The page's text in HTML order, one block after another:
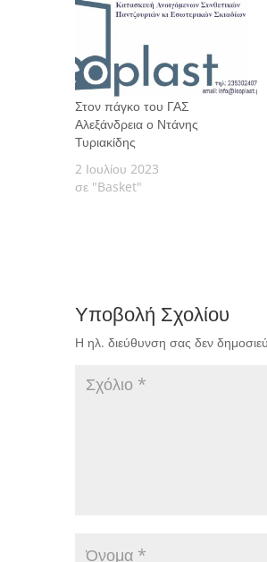
Στον πάγκο του ΓΑΣ
Αλεξάνδρεια ο Ντάνης
Τυριακίδης
2 Ιουλίου 2023
σε "Basket"
Υποβολή Σχολίου
Η ηλ. διεύθυνση σας δεν